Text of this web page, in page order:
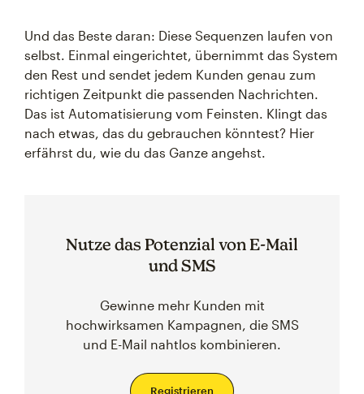
Und das Beste daran: Diese Sequenzen laufen von
selbst. Einmal eingerichtet, übernimmt das System
den Rest und sendet jedem Kunden genau zum
richtigen Zeitpunkt die passenden Nachrichten.
Das ist Automatisierung vom Feinsten. Klingt das
nach etwas, das du gebrauchen könntest? Hier
erfährst du, wie du das Ganze angehst.
Nutze das Potenzial von E-Mail
und SMS
Gewinne mehr Kunden mit
hochwirksamen Kampagnen, die SMS
und E-Mail nahtlos kombinieren.
Registrieren